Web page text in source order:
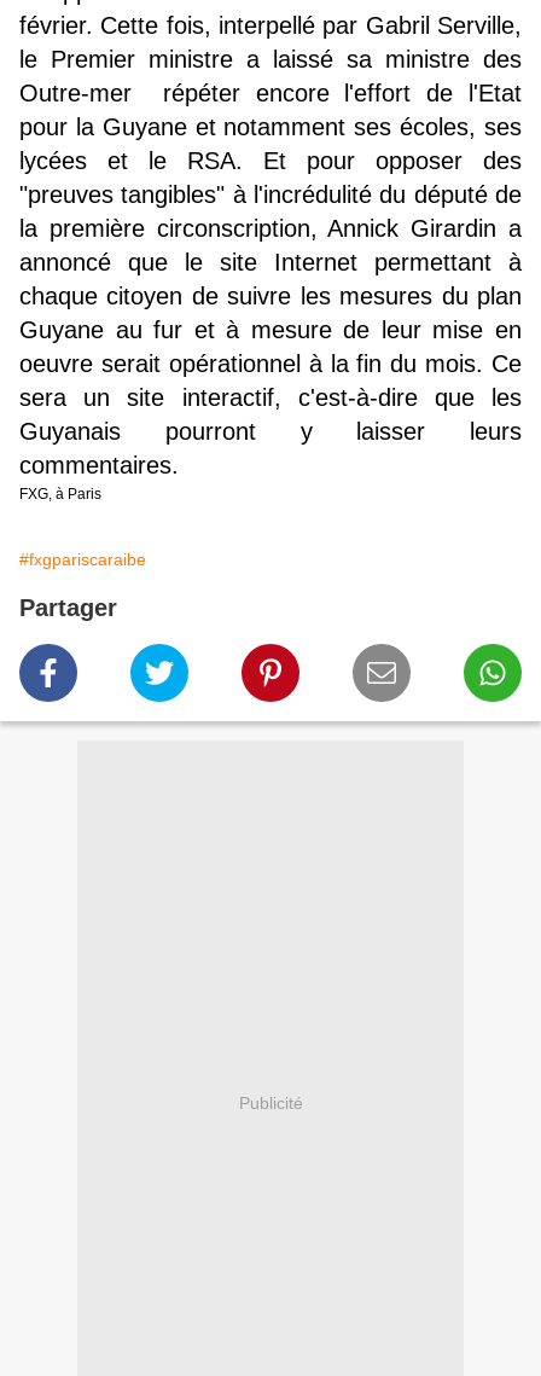
février. Cette fois, interpellé par Gabril Serville,
le Premier ministre a laissé sa ministre des
Outre-mer répéter encore l'effort de l'Etat
pour la Guyane et notamment ses écoles, ses
lycées et le RSA. Et pour opposer des
"preuves tangibles" à l'incrédulité du député de
la première circonscription, Annick Girardin a
annoncé que le site Internet permettant à
chaque citoyen de suivre les mesures du plan
Guyane au fur et à mesure de leur mise en
oeuvre serait opérationnel à la fin du mois. Ce
sera un site interactif, c'est-à-dire que les
Guyanais pourront y laisser leurs
commentaires.
FXG, à Paris
#fxgpariscaraibe
Partager
Publicité